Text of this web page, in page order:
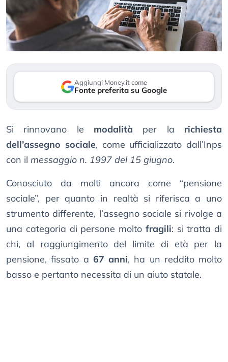
Aggiungi Money.it come
Fonte preferita su Google
Si rinnovano le modalità per la richiesta
dell’assegno sociale, come ufficializzato dall’Inps
con il messaggio n. 1997 del 15 giugno.
Conosciuto da molti ancora come “pensione
sociale”, per quanto in realtà si riferisca a uno
strumento differente, l’assegno sociale si rivolge a
una categoria di persone molto fragili: si tratta di
chi, al raggiungimento del limite di età per la
pensione, fissato a 67 anni, ha un reddito molto
basso e pertanto necessita di un aiuto statale.